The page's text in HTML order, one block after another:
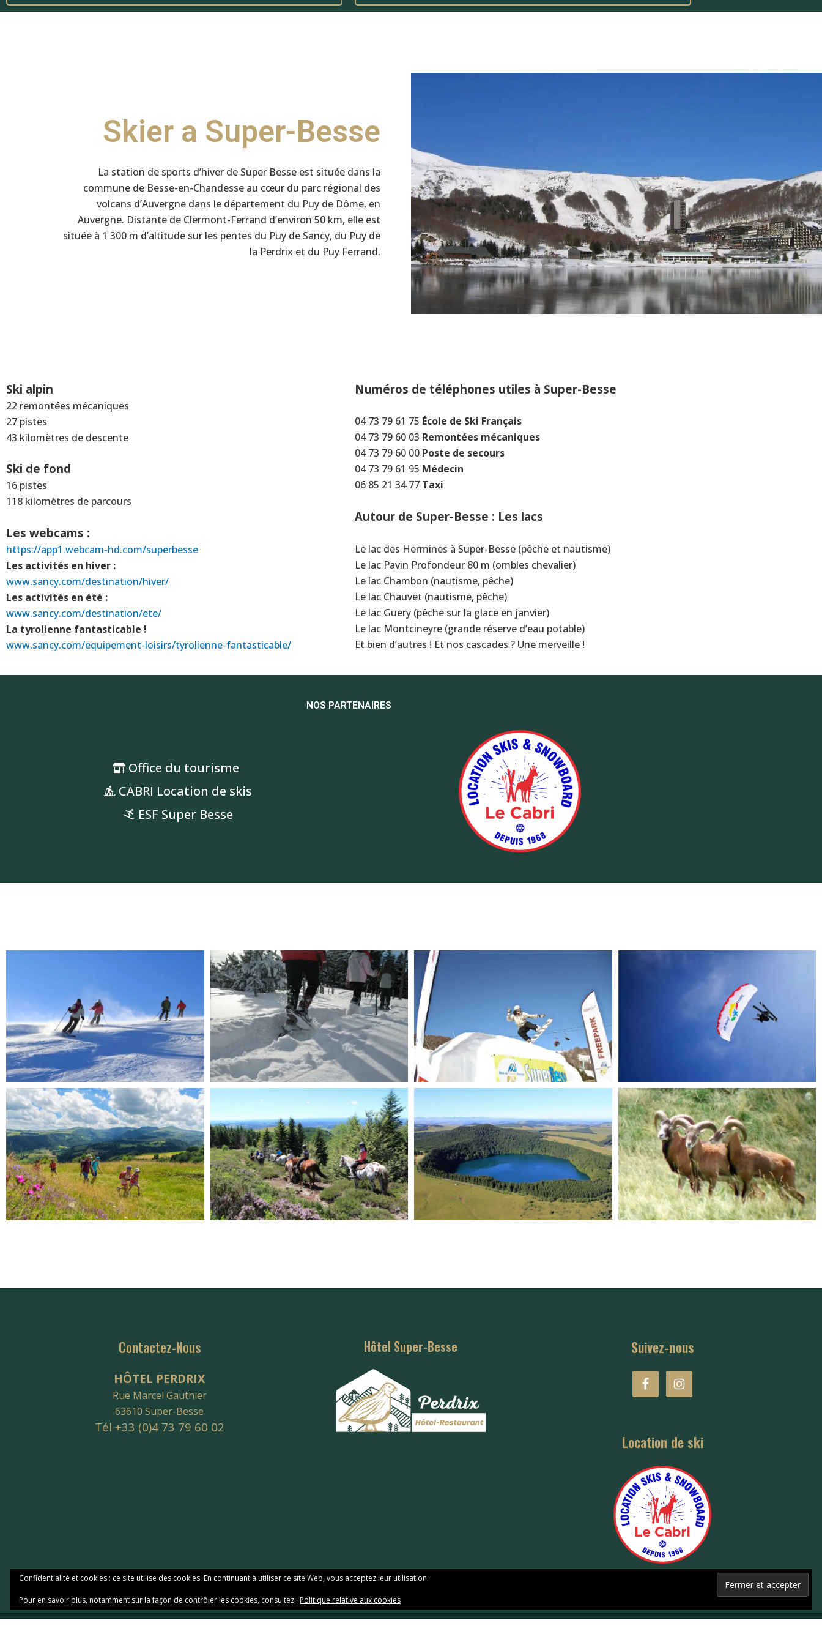
Skier a Super-Besse
La station de sports d’hiver de Super Besse est située dans la
commune de Besse-en-Chandesse au cœur du parc régional des
volcans d’Auvergne dans le département du Puy de Dôme, en
Auvergne. Distante de Clermont-Ferrand d’environ 50 km, elle est
située à 1 300 m d’altitude sur les pentes du Puy de Sancy, du Puy de
la Perdrix et du Puy Ferrand.
Ski alpin
22 remontées mécaniques
27 pistes
43 kilomètres de descente
Ski de fond
16 pistes
118 kilomètres de parcours
Les webcams :
https://app1.webcam-hd.com/superbesse
Les activités en hiver :
www.sancy.com/destination/hiver/
Les activités en été :
www.sancy.com/destination/ete/
La tyrolienne fantasticable !
www.sancy.com/equipement-loisirs/tyrolienne-fantasticable/
Numéros de téléphones utiles à Super-Besse
04 73 79 61 75 École de Ski Français
04 73 79 60 03 Remontées mécaniques
04 73 79 60 00 Poste de secours
04 73 79 61 95 Médecin
06 85 21 34 77 Taxi
Autour de Super-Besse : Les lacs
Le lac des Hermines à Super-Besse (pêche et nautisme)
Le lac Pavin Profondeur 80 m (ombles chevalier)
Le lac Chambon (nautisme, pêche)
Le lac Chauvet (nautisme, pêche)
Le lac Guery (pêche sur la glace en janvier)
Le lac Montcineyre (grande réserve d’eau potable)
Et bien d’autres ! Et nos cascades ? Une merveille !
NOS PARTENAIRES
Office du tourisme
CABRI Location de skis
ESF Super Besse
Contactez-Nous
HÔTEL PERDRIX
Rue Marcel Gauthier
63610 Super-Besse
Tél +33 (0)4 73 79 60 02
Hôtel Super-Besse Suivez-nous
Location de ski
Confidentialité et cookies : ce site utilise des cookies. En continuant à utiliser ce site Web, vous acceptez leur utilisation.
Pour en savoir plus, notamment sur la façon de contrôler les cookies, consultez : Politique relative aux cookies